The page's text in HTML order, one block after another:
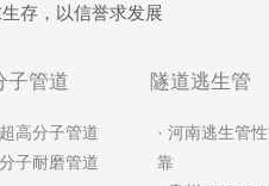
存，以信誉求发展
子管道
高分子管道
子耐磨管道
隧道逃生管
· 河南逃生管
靠